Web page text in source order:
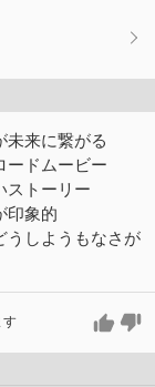
未来に繋がる
ードムービー
ストーリー
印象的
うしようもなさが
す